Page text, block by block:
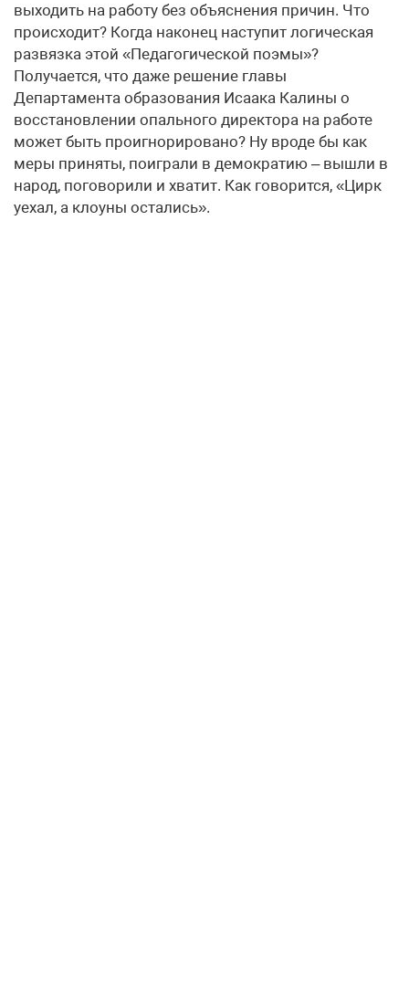
выходить на работу без объяснения причин. Что
происходит? Когда наконец наступит логическая
развязка этой «Педагогической поэмы»?
Получается, что даже решение главы
Департамента образования Исаака Калины о
восстановлении опального директора на работе
может быть проигнорировано? Ну вроде бы как
меры приняты, поиграли в демократию – вышли в
народ, поговорили и хватит. Как говорится, «Цирк
уехал, а клоуны остались».